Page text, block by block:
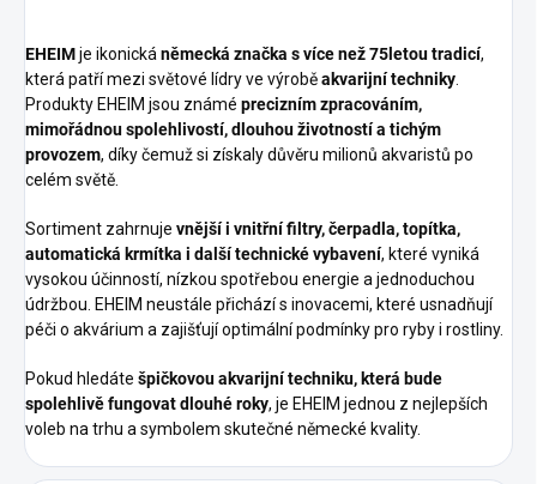
EHEIMje ikonická německá značka s více než 75letou tradicí,
která patří mezi světové lídry ve výroběakvarijní techniky
Produkty EHEIM jsou známé precizním zpracováním,
mimořádnou spolehlivostí, dlouhou životností a tichým
provozem, díky čemuž si získaly důvěru milionů akvaristů po
celém světě.
Sortiment zahrnuje vnější i vnitřní filtry, čerpadla, topítka,
automatická krmítka i další technické vybavení, které vyniká
vysokou účinností, nízkou spotřebou energie a jednoduchou
údržbou. EHEIM neustále přichází s inovacemi, které usnadňují
péči o akvárium a zajišťují optimální podmínky pro ryby i rostliny.
Pokud hledáte špičkovou akvarijní techniku, která bude
spolehlivě fungovat dlouhé roky, je EHEIM jednou z nejlepších
voleb na trhu a symbolem skutečné německé kvality.